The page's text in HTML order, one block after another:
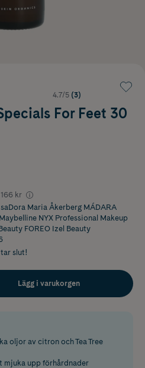
4.7/5 (3)
For Feet 30
166 kr
Maria Åkerberg MÁDARA
NYX Professional Makeup
FOREO Izel Beauty
slut!
Lägg i varukorgen
oljor av citron och Tea Tree
mjuka upp förhårdnader